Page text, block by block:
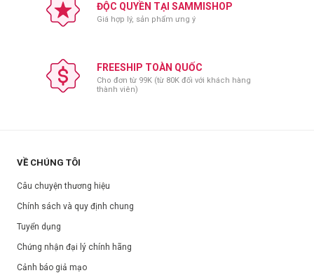
ĐỘC QUYỀN TẠI SAMMISHOP
Giá hợp lý, sản phẩm ưng ý
FREESHIP TOÀN QUỐC
Cho đơn từ 99K (từ 80K đối với khách hàng
thành viên)
VỀ CHÚNG TÔI
Câu chuyện thương hiệu
Chính sách và quy định chung
Tuyển dụng
Chứng nhận đại lý chính hãng
Cảnh báo giả mạo